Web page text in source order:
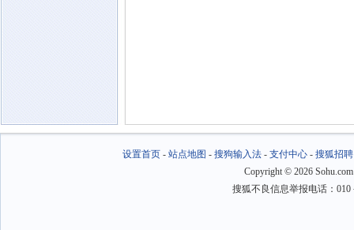
设置首页- 站点地图 - 搜狗输入法- 支付中心- 搜狐招聘
Copyright © 2026
搜狐不良信息举报电话：010